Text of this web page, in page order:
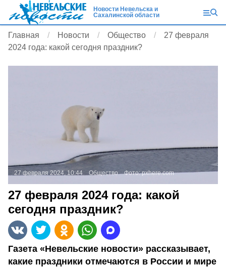
Новости Невельска и
Сахалинской области
Главная Новости Общество
27 февраля
2024 года: какой сегодня праздник?
27 февраля 2024, 10:44 Общество Фото:pxhere.com
27 февраля 2024 года: какой
сегодня праздник?
Газета «Невельские новости» рассказывает,
какие праздники отмечаются в России и мире